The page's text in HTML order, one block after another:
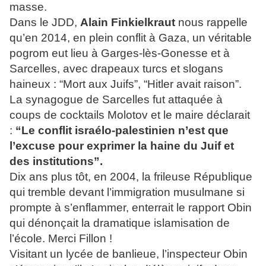
masse.
Dans le JDD, Alain Finkielkraut nous rappelle
qu’en 2014, en plein conflit à Gaza, un véritable
pogrom eut lieu à Garges-lès-Gonesse et à
Sarcelles, avec drapeaux turcs et slogans
haineux : “Mort aux Juifs”, “Hitler avait raison”.
La synagogue de Sarcelles fut attaquée à
coups de cocktails Molotov et le maire déclarait
: “Le conflit israélo-palestinien n’est que
l’excuse pour exprimer la haine du Juif et
des institutions”.
Dix ans plus tôt, en 2004, la frileuse République
qui tremble devant l’immigration musulmane si
prompte à s’enflammer, enterrait le rapport Obin
qui dénonçait la dramatique islamisation de
l’école. Merci Fillon !
Visitant un lycée de banlieue, l’inspecteur Obin